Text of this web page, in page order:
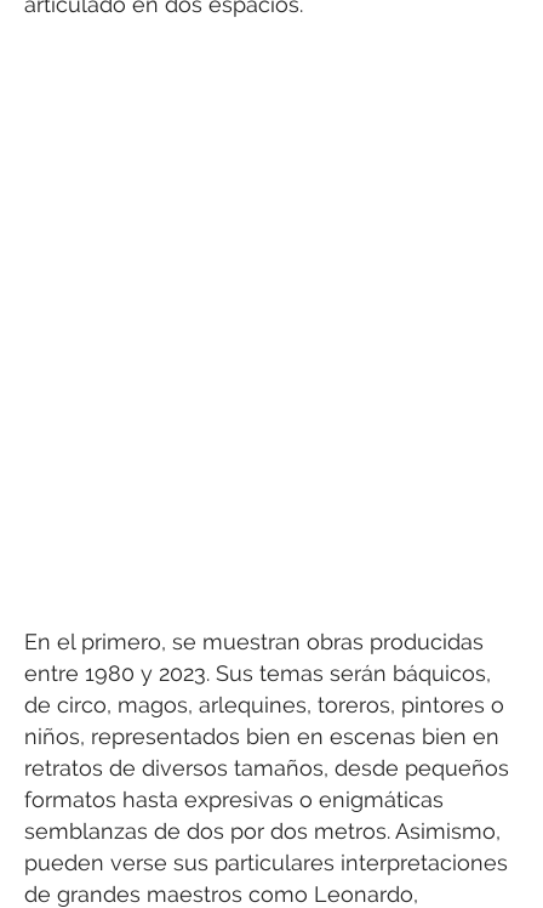
En el primero, se muestran obras producidas
entre 1980 y 2023. Sus temas serán báquicos,
de circo, magos, arlequines, toreros, pintores o
niños, representados bien en escenas bien en
retratos de diversos tamaños, desde pequeños
formatos hasta expresivas o enigmáticas
semblanzas de dos por dos metros. Asimismo,
pueden verse sus particulares interpretaciones
de grandes maestros como Leonardo,